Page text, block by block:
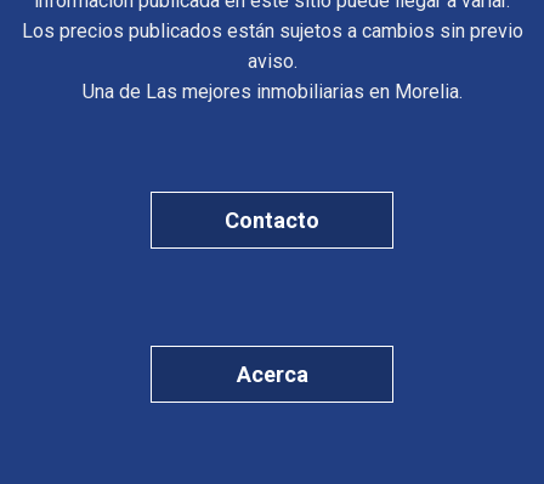
Los precios publicados están sujetos a cambios sin previo
aviso.
Una de Las mejores inmobiliarias en Morelia.